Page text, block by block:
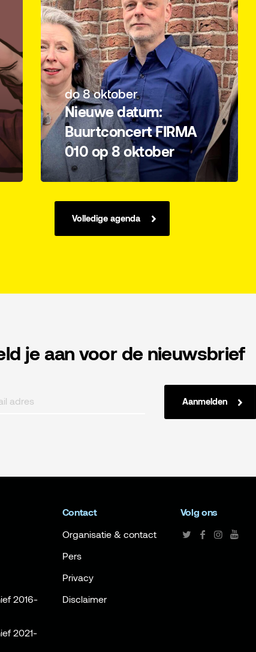
do 8 oktober
Nieuwe datum:
Buurtconcert FIRMA
010 op 8 oktober
Volledige agenda
je aan voor de nieuwsbrief
Aanmelden
2016-
2021-
Contact
Organisatie & contact
Pers
Privacy
Disclaimer
Volg ons